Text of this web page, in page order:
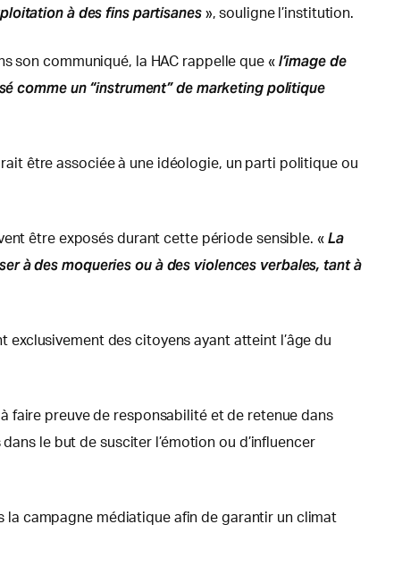
à des fins partisanes», souligne l’institution.
son communiqué, la HAC rappelle que « l’image de
comme un “instrument” de marketing politique
être associée à une idéologie, un parti politique ou
être exposés durant cette période sensible. « La
à des moqueries ou à des violences verbales, tant à
exclusivement des citoyens ayant atteint l’âge du
faire preuve de responsabilité et de retenue dans
le but de susciter l’émotion ou d’influencer
la campagne médiatique afin de garantir un climat